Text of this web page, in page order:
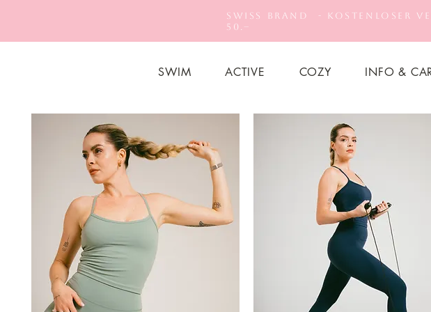
Swiss Brand - Kostenloser
50.–
SWIM ACTIVE COZY INFO &